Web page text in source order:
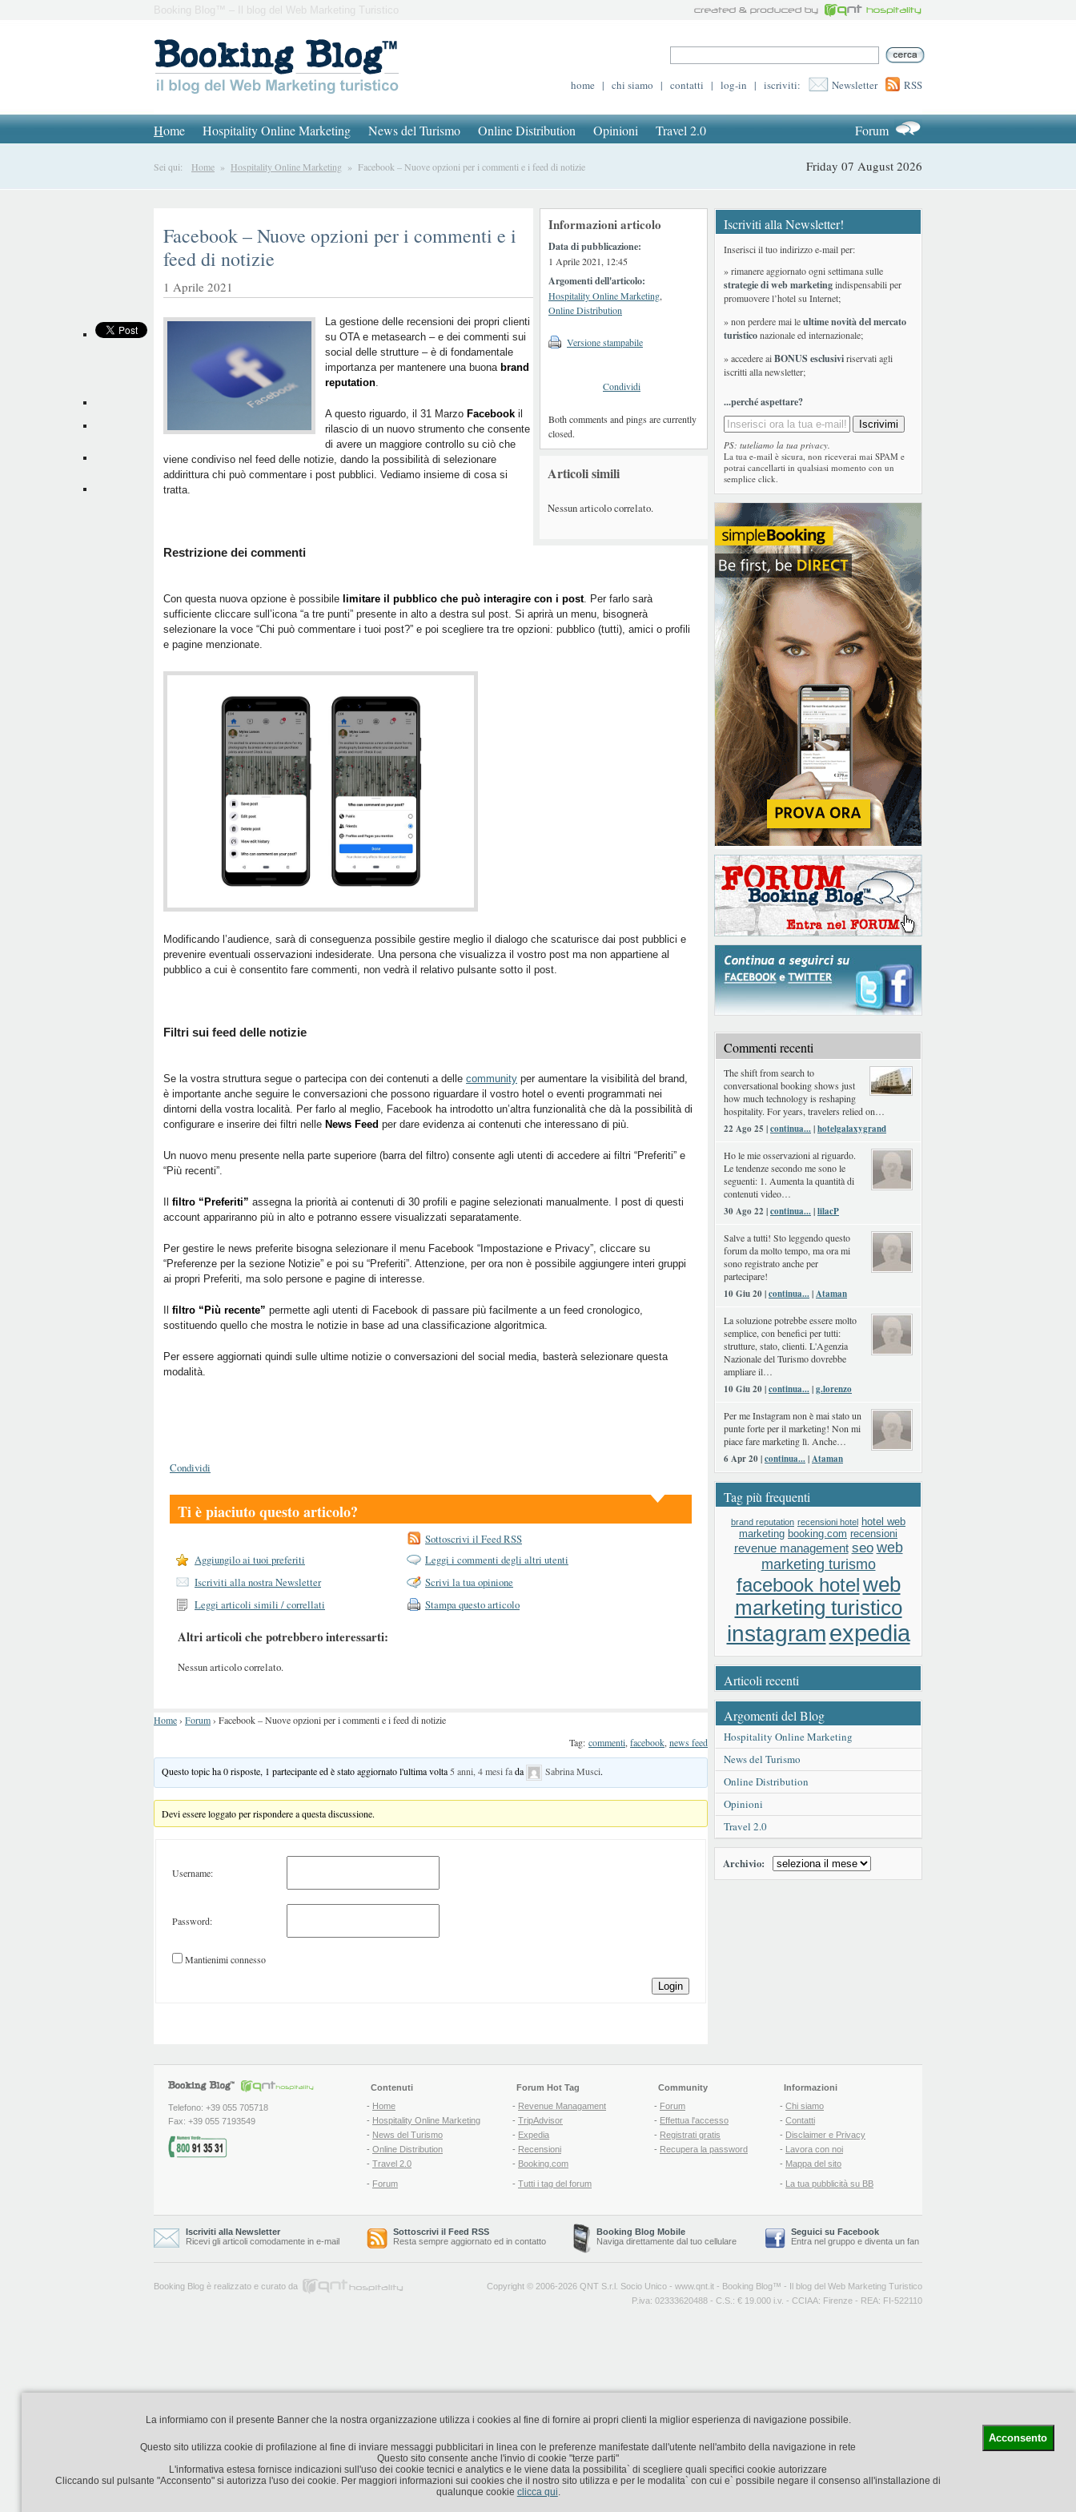
Booking Blog™ – Il blog del Web Marketing Turistico
home | chi siamo | contatti | log-in | iscriviti: Newsletter RSS
Home Hospitality Online Marketing News del Turismo Online Distribution Opinioni Travel 2.0 Forum
Sei qui: Home » Hospitality Online Marketing » Facebook – Nuove opzioni per i commenti e i feed di notizie Friday 07 August 2026
Informazioni articolo
Data di pubblicazione:
1 Aprile 2021, 12:45
Argomenti dell'articolo:
Hospitality Online Marketing,
Online Distribution
Versione stampabile
Condividi
Both comments and pings are currently
closed.
Articoli simili
Nessun articolo correlato.
Facebook – Nuove opzioni per i commenti e i
feed di notizie
1 Aprile 2021
La gestione delle recensioni dei propri clienti
su OTA e metasearch – e dei commenti sui
social delle strutture – è di fondamentale
importanza per mantenere una buona brand
reputation.
A questo riguardo, il 31 Marzo Facebook il
rilascio di un nuovo strumento che consente
di avere un maggiore controllo su ciò che
viene condiviso nel feed delle notizie, dando la possibilità di selezionare
addirittura chi può commentare i post pubblici. Vediamo insieme di cosa si
tratta.
Restrizione dei commenti
Con questa nuova opzione è possibile limitare il pubblico che può interagire con i post. Per farlo sarà
sufficiente cliccare sull’icona “a tre punti” presente in alto a destra sul post. Si aprirà un menu, bisognerà
selezionare la voce “Chi può commentare i tuoi post?” e poi scegliere tra tre opzioni: pubblico (tutti), amici o profili
e pagine menzionate.
Modificando l’audience, sarà di conseguenza possibile gestire meglio il dialogo che scaturisce dai post pubblici e
prevenire eventuali osservazioni indesiderate. Una persona che visualizza il vostro post ma non appartiene al
pubblico a cui è consentito fare commenti, non vedrà il relativo pulsante sotto il post.
Filtri sui feed delle notizie
Se la vostra struttura segue o partecipa con dei contenuti a delle community per aumentare la visibilità del brand,
è importante anche seguire le conversazioni che possono riguardare il vostro hotel o eventi programmati nei
dintorni della vostra località. Per farlo al meglio, Facebook ha introdotto un’altra funzionalità che dà la possibilità di
configurare e inserire dei filtri nelle News Feed per dare evidenza ai contenuti che interessano di più.
Un nuovo menu presente nella parte superiore (barra del filtro) consente agli utenti di accedere ai filtri “Preferiti” e
“Più recenti”.
filtro “Preferiti” assegna la priorità ai contenuti di 30 profili e pagine selezionati manualmente. I post di questi
account appariranno più in alto e potranno essere visualizzati separatamente.
Per gestire le news preferite bisogna selezionare il menu Facebook “Impostazione e Privacy”, cliccare su
“Preferenze per la sezione Notizie” e poi su “Preferiti”. Attenzione, per ora non è possibile aggiungere interi gruppi
ai propri Preferiti, ma solo persone e pagine di interesse.
filtro “Più recente” permette agli utenti di Facebook di passare più facilmente a un feed cronologico,
sostituendo quello che mostra le notizie in base ad una classificazione algoritmica.
Per essere aggiornati quindi sulle ultime notizie o conversazioni del social media, basterà selezionare questa
modalità.
Condividi
Ti è piaciuto questo articolo?
Sottoscrivi il Feed RSS
Aggiungilo ai tuoi preferiti
Leggi i commenti degli altri utenti
Iscriviti alla nostra Newsletter
Scrivi la tua opinione
Leggi articoli simili / correllati
Stampa questo articolo
Altri articoli che potrebbero interessarti:
Nessun articolo correlato.
Home› Forum› Facebook – Nuove opzioni per i commenti e i feed di notizie
Tag: commenti, facebook, news feed
Questo topic ha 0 risposte, 1 partecipante ed è stato aggiornato l'ultima volta 5 anni, 4 mesi fada Sabrina Musci.
Devi essere loggato per rispondere a questa discussione.
Username:
Password:
Mantienimi connesso
Login
Iscriviti alla Newsletter!
Inserisci il tuo indirizzo e-mail per:
» rimanere aggiornato ogni settimana sulle
strategie di web marketingindispensabili per
promuovere l’hotel su Internet;
» non perdere mai leultime novità del mercato
turisticonazionale ed internazionale;
» accedere aiBONUS esclusiviriservati agli
iscritti alla newsletter;
...perché aspettare?
PS: tuteliamo la tua privacy.
La tua e-mail è sicura, non riceverai mai SPAM e
potrai cancellarti in qualsiasi momento con un
semplice click.
Commenti recenti
The shift from search to
conversational booking shows just
how much technology is reshaping
hospitality. For years, travelers relied on…
22 Ago 25 |continua...|hotelgalaxygrand
Ho le mie osservazioni al riguardo.
Le tendenze secondo me sono le
seguenti: 1. Aumenta la quantità di
contenuti video…
30 Ago 22 |continua...|lilacP
Salve a tutti! Sto leggendo questo
forum da molto tempo, ma ora mi
sono registrato anche per
partecipare!
10 Giu 20 |continua...|Ataman
La soluzione potrebbe essere molto
semplice, con benefici per tutti:
strutture, stato, clienti. L'Agenzia
Nazionale del Turismo dovrebbe
ampliare il…
10 Giu 20 |continua...|g.lorenzo
Per me Instagram non è mai stato un
punte forte per il marketing! Non mi
piace fare marketing lì. Anche…
6 Apr 20 |continua...|Ataman
Tag più frequenti
brand reputation recensioni hotel hotel web
marketing booking.com recensioni
revenue management seo web
marketing turismo
facebook hotelweb
marketing turistico
instagramexpedia
Articoli recenti
Argomenti del Blog
Hospitality Online Marketing
News del Turismo
Online Distribution
Opinioni
Travel 2.0
Archivio:
Telefono: +39 055 705718
Fax: +39 055 7193549
Contenuti
- Home
- Hospitality Online Marketing
- News del Turismo
- Online Distribution
- Travel 2.0
- Forum
Forum Hot Tag
- Revenue Managament
- TripAdvisor
- Expedia
- Recensioni
- Booking.com
- Tutti i tag del forum
Community
- Forum
- Effettua l'accesso
- Registrati gratis
- Recupera la password
Informazioni
- Chi siamo
- Contatti
- Disclaimer e Privacy
- Lavora con noi
- Mappa del sito
- La tua pubblicità su BB
Iscriviti alla Newsletter
Ricevi gli articoli comodamente in e-mail
Sottoscrivi il Feed RSS
Resta sempre aggiornato ed in contatto
Booking Blog Mobile
Naviga direttamente dal tuo cellulare
Seguici su Facebook
Entra nel gruppo e diventa un fan
Booking Blog è realizzato e curato da Copyright © 2006-2026 QNT S.r.l. Socio Unico - www.qnt.it - Booking Blog™ - Il blog del Web Marketing Turistico
P.iva: 02333620488 - C.S.: € 19.000 i.v. - CCIAA: Firenze - REA: FI-522110
La informiamo con il presente Banner che la nostra organizzazione utilizza i cookies al fine di fornire ai propri clienti la miglior esperienza di navigazione possibile.
Questo sito utilizza cookie di profilazione al fine di inviare messaggi pubblicitari in linea con le preferenze manifestate dall'utente nell'ambito della navigazione in rete
Questo sito consente anche l'invio di cookie "terze parti"
L'informativa estesa fornisce indicazioni sull'uso dei cookie tecnici e analytics e le viene data la possibilita` di scegliere quali specifici cookie autorizzare
Cliccando sul pulsante "Acconsento" si autorizza l'uso dei cookie. Per maggiori informazioni sui cookies che il nostro sito utilizza e per le modalita` con cui e` possibile negare il consenso all'installazione di
qualunque cookie clicca qui.
Acconsento